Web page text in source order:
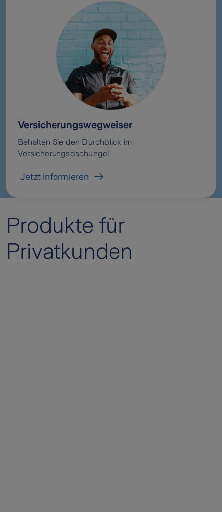
Versicherungswegweiser
Behalten Sie den Durchblick im
Versicherungsdschungel.
Jetzt informieren
Produkte für
Privatkunden